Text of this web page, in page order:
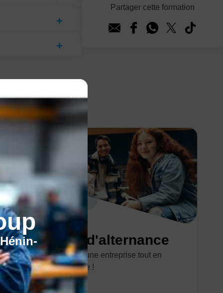
Partager cette formation
Le contrat d'alternance
Travaillez au sein d'une entreprise tout en
préparant un diplôme !